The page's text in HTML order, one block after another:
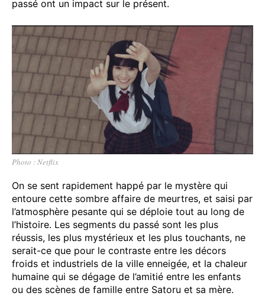
passé ont un impact sur le présent.
Photo : Netflix
On se sent rapidement happé par le mystère qui
entoure cette sombre affaire de meurtres, et saisi par
l’atmosphère pesante qui se déploie tout au long de
l’histoire. Les segments du passé sont les plus
réussis, les plus mystérieux et les plus touchants, ne
serait-ce que pour le contraste entre les décors
froids et industriels de la ville enneigée, et la chaleur
humaine qui se dégage de l’amitié entre les enfants
ou des scènes de famille entre Satoru et sa mère.